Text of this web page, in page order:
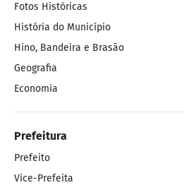
Fotos Históricas
História do Município
Hino, Bandeira e Brasão
Geografia
Economia
Prefeitura
Prefeito
Vice-Prefeita
Administração
Secretaria Municipal de Saúde
Conheça nossa cidade
Agenda
Galeria de Fotos
Galeria de Vídeos
Fotos Históricas